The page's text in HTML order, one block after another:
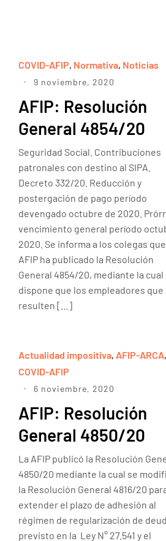
COVID-AFIP, Normativa, Noticias
9 noviembre, 2020
AFIP: Resolución
General 4854/20
Seguridad Social. Contribuciones
patronales con destino al SIPA.
Decreto 332/20. Reducción y
postergación de pago período
devengado octubre de 2020.
vencimiento general período
2020. Se informa a los colegas
AFIP ha publicado la Resolución
General 4854/20, mediante la cual
dispone que los empleadores que
resulten […]
Actualidad impositiva, AFIP-ARCA,
COVID-AFIP
6 noviembre, 2020
AFIP: Resolución
General 4850/20
La AFIP publicó la Resolución
4850/20 mediante la cual se
la Resolución General 4816/20
extender el plazo de adhesión al
régimen de regularización de
previsto en la Ley N° 27.541 y el